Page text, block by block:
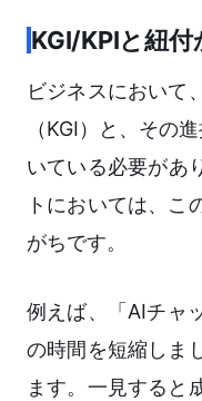
KGI/KPIと紐
ビジネスにおいて
（KGI）と、その
いている必要があ
トにおいては、こ
がちです。
例えば、「AIチャ
の時間を短縮しま
ます。一見すると